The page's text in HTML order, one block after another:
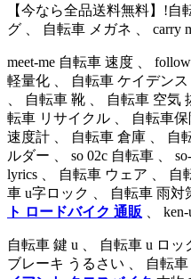
【今なら全品送料無料】!
グ 、 自転車 メガネ 、 carry
meet-me 自転車 速度 、
軽量化 、 自転車 ケイデン
、 自転車 靴 、 自転車 空
転車 リサイクル 、 自転車
速度計 、 自転車 倉庫 、 自
ルダー 、 so 02c 自転車 、
lyrics 、 自転車 ウェア 、
車 u字ロック 、 自転車 雨対
ト ロードバイク 通販 、
自転車 鍵 u 、 自転車 u ロ
ブレーキ うるさい 、 自転